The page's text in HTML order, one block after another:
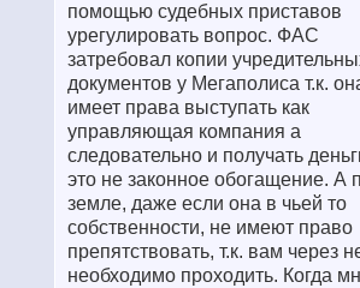
помощью судебных приставов
урегулировать вопрос. ФАС
затребовал копии
документов у Мегаполиса т.к.
имеет права выступать как
управляющая компания а
следовательно и получать
это не законное обогащение. А
земле, даже если она в чьей то
собственности, не имеют право
препятствовать, т.к. вам через
необходимо проходить. Когда